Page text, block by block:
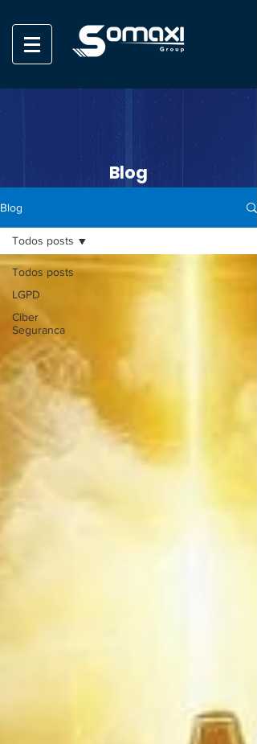
Blog
Blog
Todos posts
LGPD
Ciber
Seguranca
Todos posts